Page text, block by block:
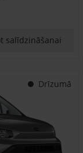
salīdzināšanai
Drīzumā